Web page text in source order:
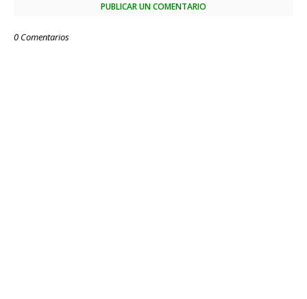
PUBLICAR UN COMENTARIO
0 Comentarios